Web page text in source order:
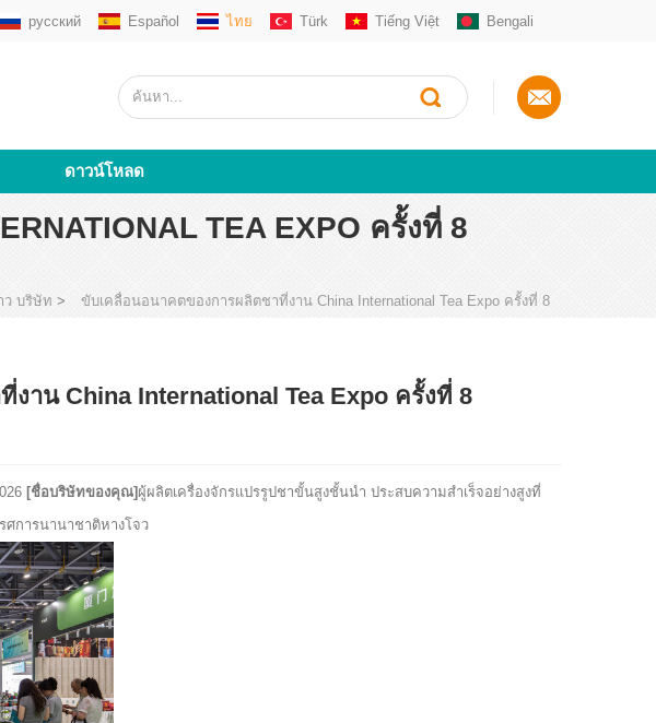
русский Español ไทย Türk Tiếng Việt Bengali
ดาวน์โหลด
TEA EXPO ครั้งที่ 8
ว บริษัท > ขับเคลื่อนอนาคตของการผลิตชาที่งาน China International Tea Expo ครั้งที่ 8
าน China International Tea Expo ครั้งที่ 8
[ชื่อบริษัทของคุณ] ผู้ผลิตเครื่องจักรแปรรูปชาขั้นสูงชั้นนำ ประสบความสำเร็จอย่างสูงที่
การนานาชาติหางโจว